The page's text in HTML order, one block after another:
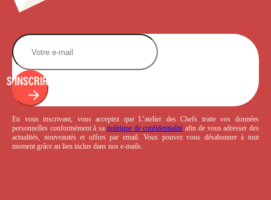
S'INSCRIRE
En vous inscrivant, vous acceptez que L’atelier des Chefs traite vos données
personnelles conformément à sa politique de confidentialité afin de vous adresser des
actualités, nouveautés et offres par email. Vous pouvez vous désabonner à tout
moment grâce au lien inclus dans nos e-mails.